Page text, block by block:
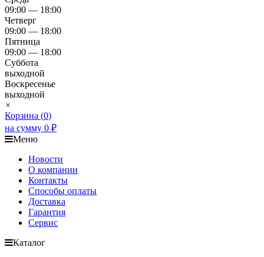
09:00 — 18:00
Четверг
09:00 — 18:00
Пятница
09:00 — 18:00
Суббота
выходной
Воскресенье
выходной
×
Корзина (0)
на сумму 0 ₽
Меню
Новости
О компании
Контакты
Способы оплаты
Доставка
Гарантия
Сервис
Каталог